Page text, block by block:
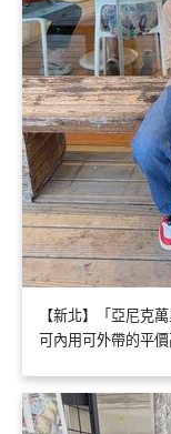
【新北】「亞尼克
可內用可外帶的平價